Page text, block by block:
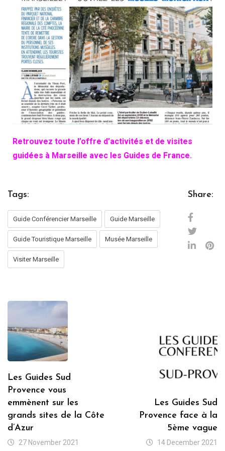
Retrouvez toute l’offre d’activités et de visites
guidées à Marseille avec les Guides de France.
Tags:
Guide Conférencier Marseille Guide Marseille
Guide Touristique Marseille Musée Marseille
Visiter Marseille
Share:
Les Guides Sud
Provence vous
emmènent sur les
grands sites de la Côte
d’Azur
27 November 2021
Les Guides Sud
Provence face à la
5ème vague
14 December 2021